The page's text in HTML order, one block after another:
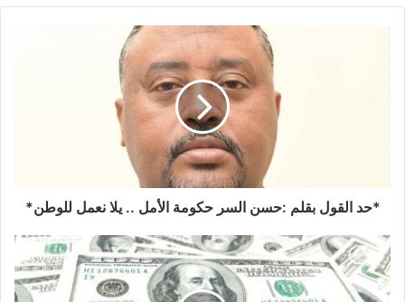
*حد القول بقلم :حسن السر حكومة الأمل .. يلا نعمل للوطن*